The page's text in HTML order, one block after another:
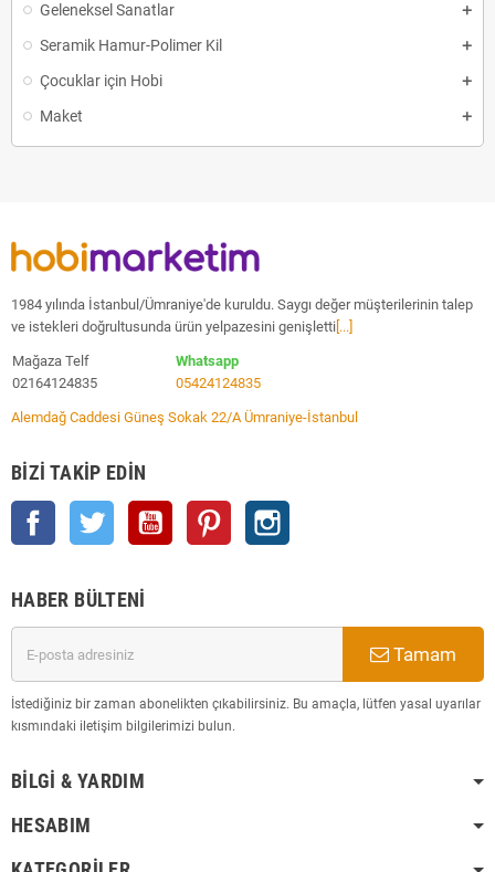
Geleneksel Sanatlar
Seramik Hamur-Polimer Kil
Çocuklar için Hobi
Maket
1984 yılında İstanbul/Ümraniye'de kuruldu. Saygı değer müşterilerinin talep
ve istekleri doğrultusunda ürün yelpazesini genişletti [...]
Mağaza Telf
02164124835
Whatsapp
05424124835
Alemdağ Caddesi Güneş Sokak 22/A Ümraniye-İstanbul
BIZI TAKIP EDIN
Facebook Twitter YouTube Pinterest
HABER BÜLTENI
Tamam
İstediğiniz bir zaman abonelikten çıkabilirsiniz. Bu amaçla, lütfen yasal uyarılar
kısmındaki iletişim bilgilerimizi bulun.
BILGI & YARDIM
HESABIM